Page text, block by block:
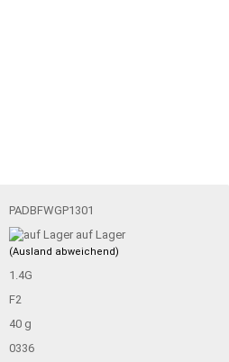
PADBFWGP1301
auf Lager
(Ausland abweichend)
1.4G
F2
40 g
0336